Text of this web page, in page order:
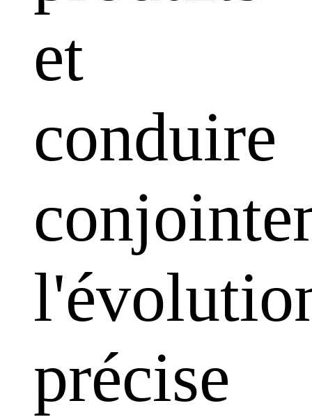
et
conduire
précise